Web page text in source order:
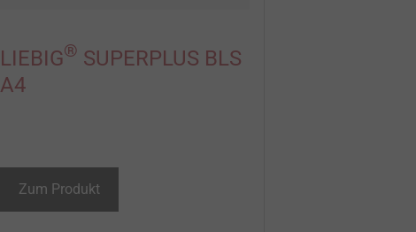
LIEBIG® SUPERPLUS BLS
A4
Zum Produkt